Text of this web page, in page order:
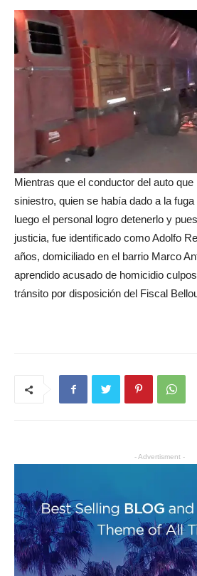
Mientras que el conductor del auto
siniestro, quien se había dado a la
luego el personal logro detenerlo y
justicia, fue identificado como Adolfo
años, domiciliado en el barrio Marco
aprendido acusado de homicidio
tránsito por disposición del Fiscal
- Advertisment -